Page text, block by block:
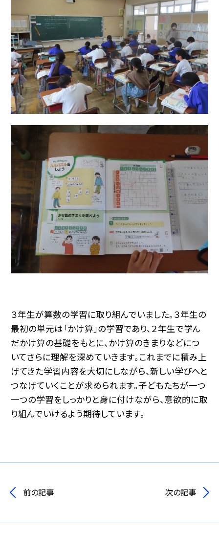
３年生が算数の学習に取り組んでいました。３年生の
最初の単元は「かけ算」の学習であり、２年生で学ん
だかけ算の基礎をもとに、かけ算のきまりなどにつ
いてさらに理解を深めていきます。これまでに積み上
げてきた学習内容を大切にしながら、新しい学びへと
つなげていくことが求められます。子どもたちが一つ
一つの学習をしっかりと身に付けながら、意欲的に取
り組んでいけるよう期待しています。
前の記事 次の記事